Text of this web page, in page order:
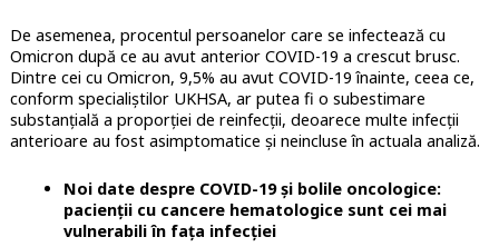
De asemenea, procentul persoanelor care se infectează cu
Omicron după ce au avut anterior COVID-19 a crescut brusc.
Dintre cei cu Omicron, 9,5% au avut COVID-19 înainte, ceea ce,
conform specialiștilor UKHSA, ar putea fi o subestimare
substanțială a proporției de reinfecții, deoarece multe infecții
anterioare au fost asimptomatice și neincluse în actuala analiză.
Noi date despre COVID-19 și bolile oncologice:
pacienții cu cancere hematologice sunt cei mai
vulnerabili în fața infecției